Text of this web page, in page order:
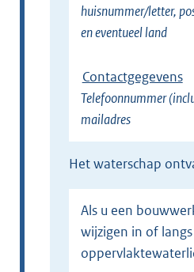
huisnummer/letter,
en eventueel land
Contactgegevens
Telefoonnummer
mailadres
het waterschap
als u een bouwwerk wilt plaatsen of
wijzigen in of